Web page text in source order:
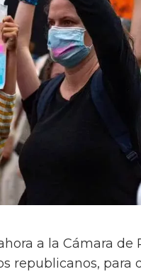
a la Cámara de
republicanos, para